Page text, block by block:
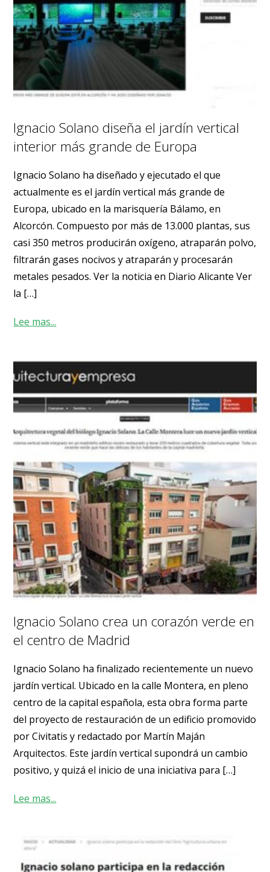
Ignacio Solano diseña el jardín vertical
interior más grande de Europa
Ignacio Solano ha diseñado y ejecutado el que
actualmente es el jardín vertical más grande de
Europa, ubicado en la marisquería Bálamo, en
Alcorcón. Compuesto por más de 13.000 plantas, sus
casi 350 metros producirán oxígeno, atraparán polvo,
filtrarán gases nocivos y atraparán y procesarán
metales pesados. Ver la noticia en Diario Alicante Ver
la […]
Lee mas...
Ignacio Solano crea un corazón verde en
el centro de Madrid
Ignacio Solano ha finalizado recientemente un nuevo
jardín vertical. Ubicado en la calle Montera, en pleno
centro de la capital española, esta obra forma parte
del proyecto de restauración de un edificio promovido
por Civitatis y redactado por Martín Maján
Arquitectos. Este jardín vertical supondrá un cambio
positivo, y quizá el inicio de una iniciativa para […]
Lee mas...